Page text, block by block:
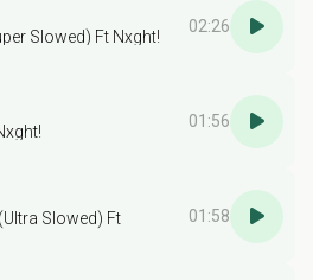
Slowed) Ft Nxght!
02:26
01:56
Slowed) Ft
01:58